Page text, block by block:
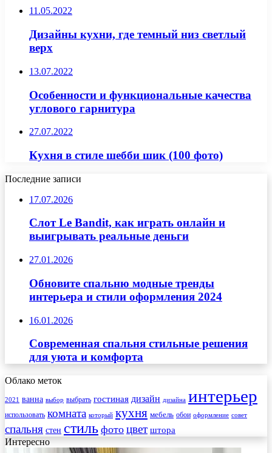
11.05.2022
Дизайны кухни, где темный низ светлый
верх
13.07.2022
Особенности и функциональные качества
углового гарнитура
27.07.2022
Кухня в стиле шебби шик (100 фото)
Последние записи
17.07.2026
Слот Le Bandit, как играть онлайн и
выигрывать реальные деньги
27.01.2026
Обновите спальню модные тренды
интерьера и стили оформления 2024
16.01.2026
Современная спальня стильные решения
для уюта и комфорта
Облако меток
2021 ванна выбор выбрать гостиная дизайн дизайна интерьер
использовать комната который кухня мебель обои оформление совет
спальня стен стиль фото цвет штора
Интересно